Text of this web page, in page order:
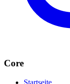
Core
Startseite